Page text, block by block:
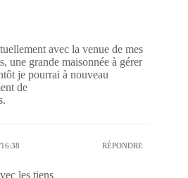
avec la venue de mes
une grande maisonnée à gérer
je pourrai à nouveau
de
RÉPONDRE
les tiens